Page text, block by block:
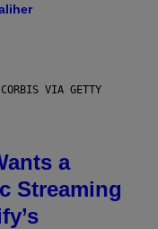
VIA GETTY
a
Streaming